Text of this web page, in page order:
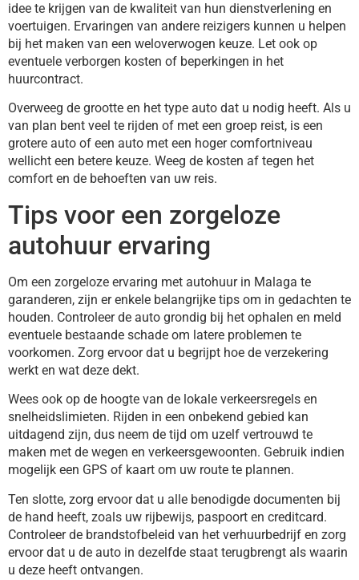
idee te krijgen van de kwaliteit van hun dienstverlening en
voertuigen. Ervaringen van andere reizigers kunnen u helpen
bij het maken van een weloverwogen keuze. Let ook op
eventuele verborgen kosten of beperkingen in het
huurcontract.
Overweeg de grootte en het type auto dat u nodig heeft. Als u
van plan bent veel te rijden of met een groep reist, is een
grotere auto of een auto met een hoger comfortniveau
wellicht een betere keuze. Weeg de kosten af tegen het
comfort en de behoeften van uw reis.
Tips voor een zorgeloze
autohuur ervaring
Om een zorgeloze ervaring met autohuur in Malaga te
garanderen, zijn er enkele belangrijke tips om in gedachten te
houden. Controleer de auto grondig bij het ophalen en meld
eventuele bestaande schade om latere problemen te
voorkomen. Zorg ervoor dat u begrijpt hoe de verzekering
werkt en wat deze dekt.
Wees ook op de hoogte van de lokale verkeersregels en
snelheidslimieten. Rijden in een onbekend gebied kan
uitdagend zijn, dus neem de tijd om uzelf vertrouwd te
maken met de wegen en verkeersgewoonten. Gebruik indien
mogelijk een GPS of kaart om uw route te plannen.
Ten slotte, zorg ervoor dat u alle benodigde documenten bij
de hand heeft, zoals uw rijbewijs, paspoort en creditcard.
Controleer de brandstofbeleid van het verhuurbedrijf en zorg
ervoor dat u de auto in dezelfde staat terugbrengt als waarin
u deze heeft ontvangen.